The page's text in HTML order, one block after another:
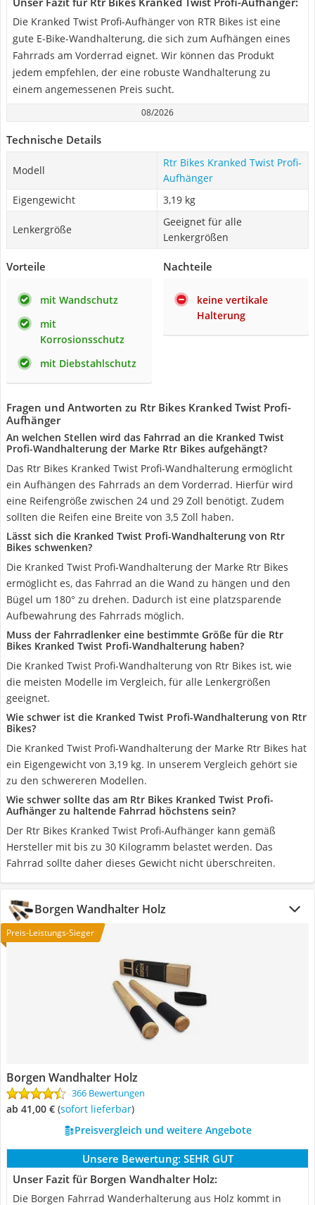
Die Kranked Twist Profi-Aufhänger von RTR Bikes ist eine
gute E-Bike-Wandhalterung, die sich zum Aufhängen eines
Fahrrads am Vorderrad eignet. Wir können das Produkt
jedem empfehlen, der eine robuste Wandhalterung zu
einem angemessenen Preis sucht.
08/2026
Technische Details
Modell
Rtr Bikes Kranked Twist Profi-
Aufhänger
Eigengewicht
3,19 kg
Lenkergröße
Geeignet für alle
Lenkergrößen
Vorteile
mit Wandschutz
mit
Korrosionsschutz
mit Diebstahlschutz
Nachteile
keine vertikale
Halterung
Fragen und Antworten zu Rtr Bikes Kranked Twist Profi-
Aufhänger
An welchen Stellen wird das Fahrrad an die Kranked Twist
Profi-Wandhalterung der Marke Rtr Bikes aufgehängt?
Das Rtr Bikes Kranked Twist Profi-Wandhalterung ermöglicht
ein Aufhängen des Fahrrads an dem Vorderrad. Hierfür wird
eine Reifengröße zwischen 24 und 29 Zoll benötigt. Zudem
sollten die Reifen eine Breite von 3,5 Zoll haben.
Lässt sich die Kranked Twist Profi-Wandhalterung von Rtr
Bikes schwenken?
Die Kranked Twist Profi-Wandhalterung der Marke Rtr Bikes
ermöglicht es, das Fahrrad an die Wand zu hängen und den
Bügel um 180° zu drehen. Dadurch ist eine platzsparende
Aufbewahrung des Fahrrads möglich.
Muss der Fahrradlenker eine bestimmte Größe für die Rtr
Bikes Kranked Twist Profi-Wandhalterung haben?
Die Kranked Twist Profi-Wandhalterung von Rtr Bikes ist, wie
die meisten Modelle im Vergleich, für alle Lenkergrößen
geeignet.
Wie schwer ist die Kranked Twist Profi-Wandhalterung von Rtr
Bikes?
Die Kranked Twist Profi-Wandhalterung der Marke Rtr Bikes hat
ein Eigengewicht von 3,19 kg. In unserem Vergleich gehört sie
zu den schwereren Modellen.
Wie schwer sollte das am Rtr Bikes Kranked Twist Profi-
Aufhänger zu haltende Fahrrad höchstens sein?
Der Rtr Bikes Kranked Twist Profi-Aufhänger kann gemäß
Hersteller mit bis zu 30 Kilogramm belastet werden. Das
Fahrrad sollte daher dieses Gewicht nicht überschreiten.
Borgen Wandhalter Holz
Preis-Leistungs-Sieger
Borgen Wandhalter Holz
366 Bewertungen
ab 41,00 € ( Sofort lieferbar)
Preisvergleich und weitere Angebote
Unsere Bewertung: SEHR GUT
Unser Fazit für Borgen Wandhalter Holz:
Die Borgen Fahrrad Wanderhalterung aus Holz kommt in